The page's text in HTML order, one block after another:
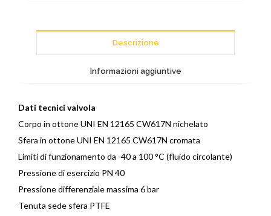
Descrizione
Informazioni aggiuntive
Dati tecnici valvola
Corpo in ottone UNI EN 12165 CW617N nichelato
Sfera in ottone UNI EN 12165 CW617N cromata
Limiti di funzionamento da -40 a 100 °C (fluido circolante)
Pressione di esercizio PN 40
Pressione differenziale massima 6 bar
Tenuta sede sfera PTFE